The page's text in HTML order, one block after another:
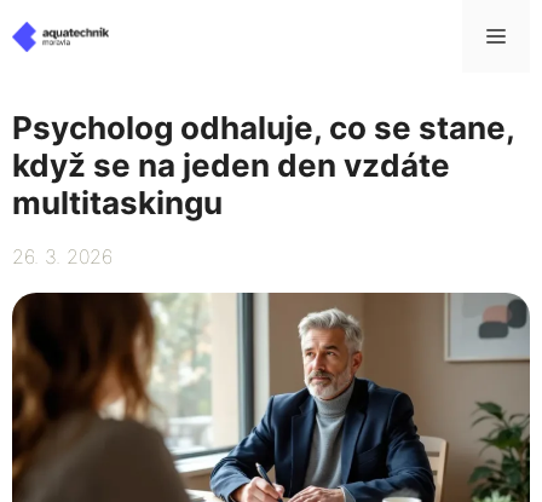
na
Psycholog odhaluje, co se stane,
když se na jeden den vzdáte
multitaskingu
26. 3. 2026